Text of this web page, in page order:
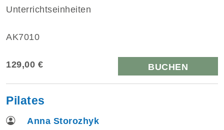
Unterrichtseinheiten
AK7010
129,00 € BUCHEN
Pilates
Anna Storozhyk